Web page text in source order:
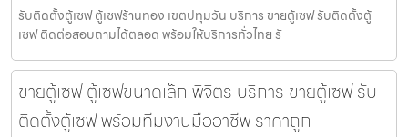
รับติดตั้งตู้เซฟ ตู้เซฟร้านทอง เขตปทุมวัน บริการ ขายตู้เซฟ รับติดตั้งตู้
เซฟ ติดต่อสอบถามได้ตลอด พร้อมให้บริการทั่วไทย รั
ขายตู้เซฟ ตู้เซฟขนาดเล็ก พิจิตร บริการ ขายตู้เซฟ รับ
ติดตั้งตู้เซฟ พร้อมทีมงานมืออาชีพ ราคาถูก